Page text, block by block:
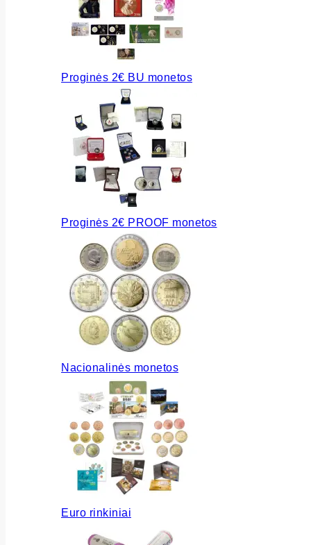
Proginės 2€ BU monetos
Proginės 2€ PROOF monetos
Nacionalinės monetos
Euro rinkiniai